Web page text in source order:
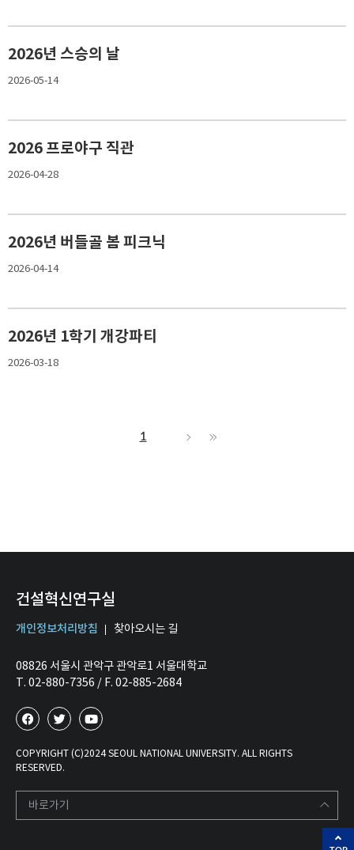
2026년 스승의 날
2026-05-14
2026 프로야구 직관
2026-04-28
2026년 버들골 봄 피크닉
2026-04-14
2026년 1학기 개강파티
2026-03-18
1
건설혁신연구실
개인정보처리방침 찾아오시는 길
08826 서울시 관악구 관악로1 서울대학교
T. 02-880-7356 / F. 02-885-2684
COPYRIGHT (C)2024 SEOUL NATIONAL UNIVERSITY. ALL RIGHTS
RESERVED.
바로가기